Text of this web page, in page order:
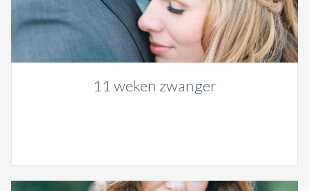
11 weken zwanger